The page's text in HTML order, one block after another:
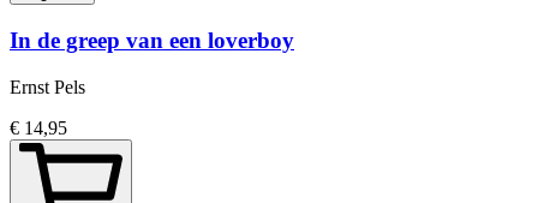
In de greep van een loverboy
Ernst Pels
€ 14,95